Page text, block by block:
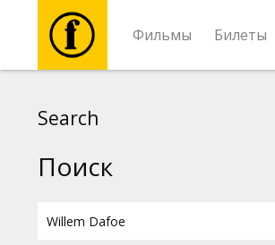
Фильмы Билеты
Search
Поиск